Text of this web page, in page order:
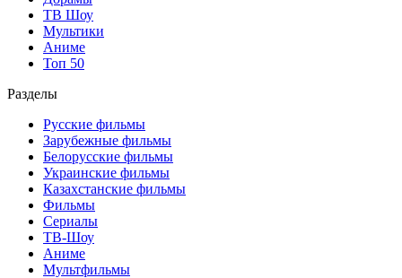
ТВ Шоу
Мультики
Аниме
Топ 50
Разделы
Русские фильмы
Зарубежные фильмы
Белорусские фильмы
Украинские фильмы
Казахстанские фильмы
Фильмы
Сериалы
ТВ-Шоу
Аниме
Мультфильмы